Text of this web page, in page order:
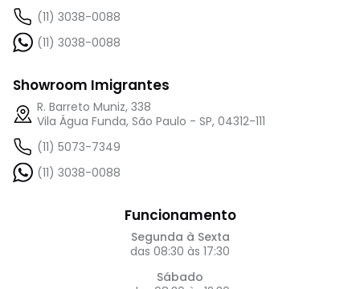
(11) 3038-0088
(11) 3038-0088
Showroom Imigrantes
R. Barreto Muniz, 338
Vila Água Funda, São Paulo - SP, 04312-111
(11) 5073-7349
(11) 3038-0088
Funcionamento
Segunda à Sexta
das 08:30 às 17:30
Sábado